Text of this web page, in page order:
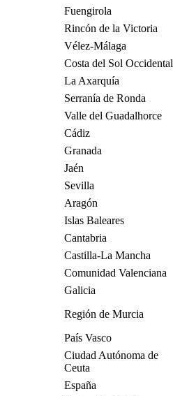
Fuengirola
Rincón de la Victoria
Vélez-Málaga
Costa del Sol Occidental
La Axarquía
Serranía de Ronda
Valle del Guadalhorce
Cádiz
Granada
Jaén
Sevilla
Aragón
Islas Baleares
Cantabria
Castilla-La Mancha
Comunidad Valenciana
Galicia
Región de Murcia
País Vasco
Ciudad Autónoma de
Ceuta
España